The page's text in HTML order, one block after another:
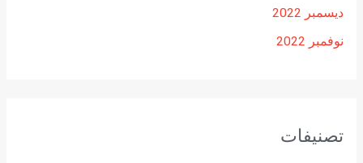
ديسمبر 2022
نوفمبر 2022
تصنيفات